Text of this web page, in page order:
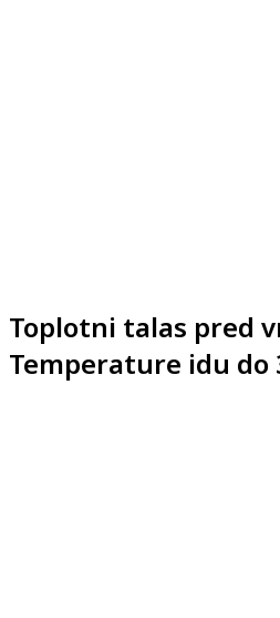
Toplotni talas pred
Temperature idu do